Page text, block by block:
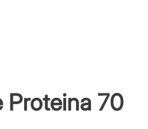
Proteina 70